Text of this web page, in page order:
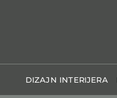
DIZAJN INTERIJERA